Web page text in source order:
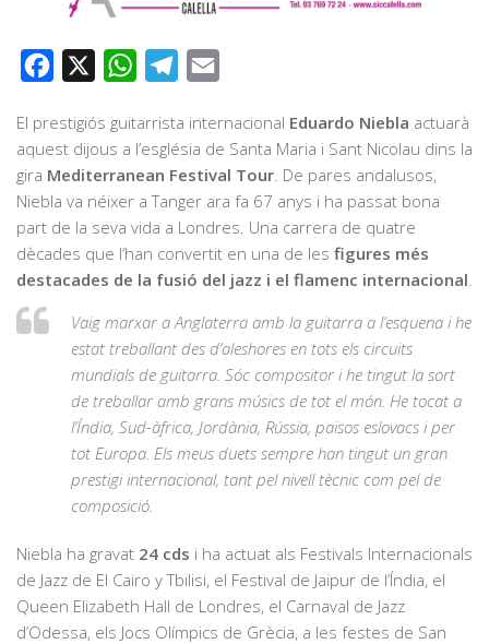
Facebook WhatsAppTelegram
El prestigiós guitarrista internacional Eduardo Niebla actuarà
aquest dijous a l’església de Santa Maria i Sant Nicolau dins la
gira Mediterranean Festival Tour . De pares andalusos,
Niebla va néixer a Tanger ara fa 67 anys i ha passat bona
part de la seva vida a Londres. Una carrera de quatre
dècades que l’han convertit en una de les figures més
destacades de la fusió del jazz i el flamenc internacional
Vaig marxar a Anglaterra amb la guitarra a l’esquena i he
estat treballant des d’aleshores en tots els circuits
mundials de guitarra. Sóc compositor i he tingut la sort
de treballar amb grans músics de tot el món. He tocat a
l’Índia, Sud-àfrica, Jordània, Rússia, països eslovacs i per
tot Europa. Els meus duets sempre han tingut un gran
prestigi internacional, tant pel nivell tècnic com pel de
composició.
Niebla ha gravat 24 cds i ha actuat als Festivals Internacionals
de Jazz de El Cairo y Tbilisi, el Festival de Jaipur de l’Índia, el
Queen Elizabeth Hall de Londres, el Carnaval de Jazz
d’Odessa, els Jocs Olímpics de Grècia, a les festes de San